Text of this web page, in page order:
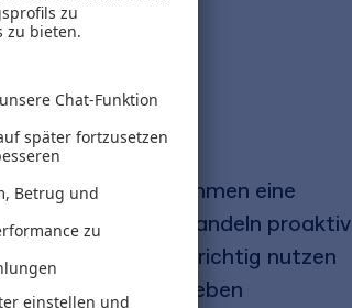
Maßnahmen eine
Kommunen ihr Handeln proaktiv
richtig nutzen
wird. Außerdem geben